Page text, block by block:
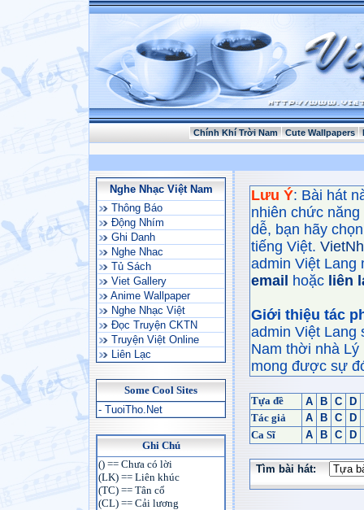
Chính Khí Trời Nam Cute Wallpapers
Nghe Nhạc Việt Nam
Thông Báo
Động Nhím
Ghi Danh
Nghe Nhac
Tủ Sách
Viet Gallery
Anime Wallpaper
Nghe Nhạc Việt
Đọc Truyện CKTN
Truyện Việt Online
Liên Lạc
Some Cool Sites
- TuoiTho.Net
Ghi Chú
() == Chưa có lời
(LK) == Liên khúc
(TC) == Tân cổ
(CL) == Cải lương
Lưu Ý: Bài hát
nhiên chức
dễ, bạn hãy
tiếng Việt.
admin Việt Lang
email
hoặc liên
Giới thiệu tác
admin Việt Lang
Nam thời nhà
mong được sự
Tựa đề A B C
D
Tác giả
A B C
D
Ca Sĩ
A B C D
Tìm bài hát: